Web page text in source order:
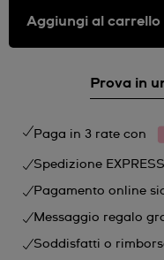
Aggiungi al carrello
Prova in
Paga in 3 rate con
Spedizione
Pagamento online
Messaggio regalo
Soddisfatti o